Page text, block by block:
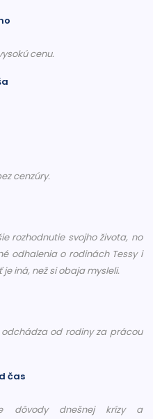
cenu.
cenzúry.
rozhodnutie svojho života, no
odhalenia o rodinách Tessy i
iná, než si obaja mysleli.
od rodiny za prácou
čas
dôvody dnešnej krízy a